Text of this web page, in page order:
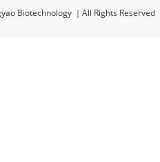
Biotechnology ｜All Rights Reserved